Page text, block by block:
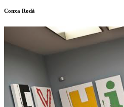
Conxa Rodà